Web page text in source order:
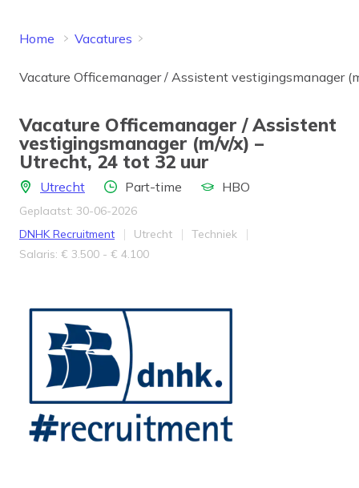
Home Vacatures
Vacature Officemanager / Assistent vestigingsmanager
Vacature Officemanager / Assistent
vestigingsmanager (m/v/x) –
Utrecht, 24 tot 32 uur
LocatieUtrechtAantal uren
Part-time Opleidingsniveau
HBO
Geplaatst: 30-06-2026
Bedrijf
DNHK Recruitment Provincie
Utrecht Werkveld
Techniek
Salaris
Salaris: € 3.500 - € 4.100